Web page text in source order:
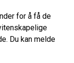
for å få de
Du kan melde